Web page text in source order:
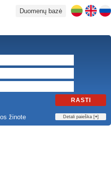
Duomenų bazė
RASTI
žinote Detali paieška [+]